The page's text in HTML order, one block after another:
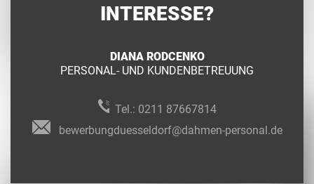
INTERESSE?
DIANA RODCENKO
PERSONAL- UND KUNDENBETREUUNG
Tel.: 0211 87667814
bewerbungduesseldorf@dahmen-personal.de